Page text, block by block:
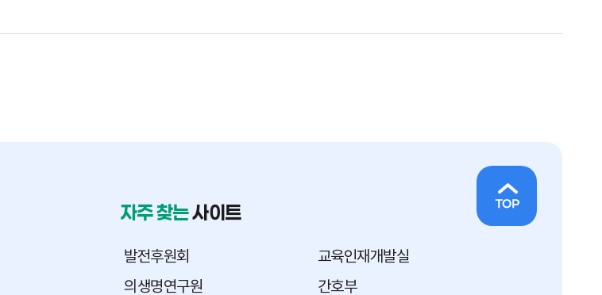
자주 찾는사이트
발전후원회
교육인재개발실
의생명연구원
간호부